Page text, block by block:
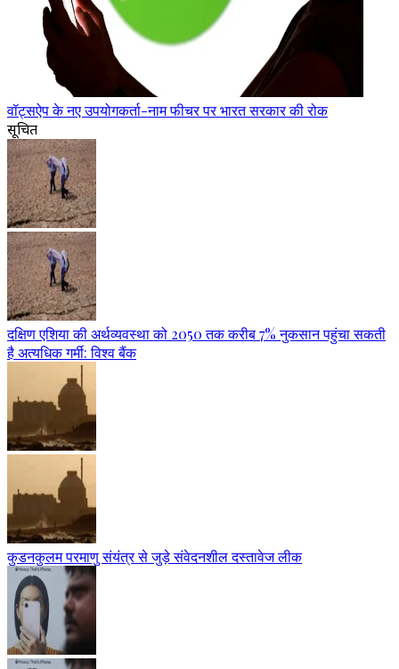
वॉट्सऐप के नए उपयोगकर्ता-नाम फीचर पर भारत सरकार की रोक
सूचित
दक्षिण एशिया की अर्थव्यवस्था को 2050 तक करीब 7% नुकसान पहुंचा सकती
है अत्यधिक गर्मी: विश्व बैंक
कुडनकुलम परमाणु संयंत्र से जुड़े संवेदनशील दस्तावेज लीक